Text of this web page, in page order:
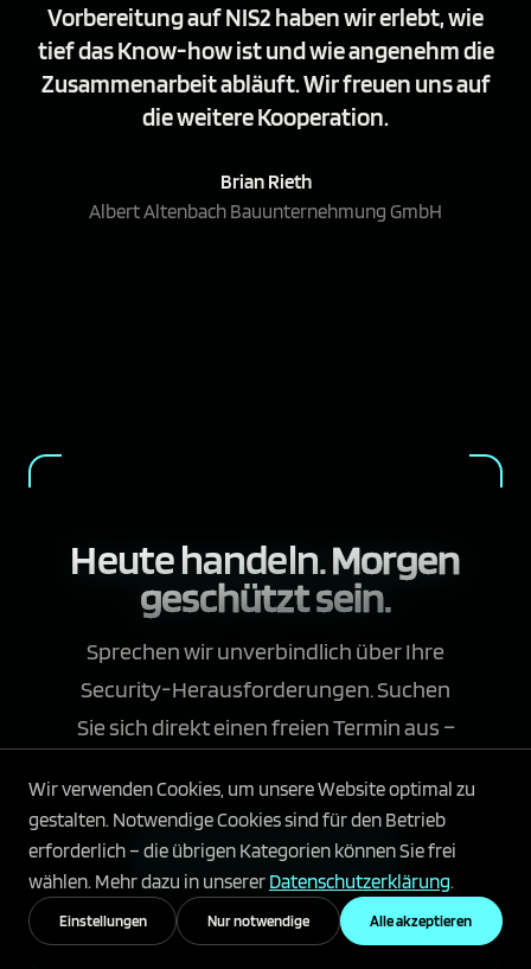
Vorbereitung auf NIS2 haben wir erlebt, wie
tief das Know-how ist und wie angenehm die
Zusammenarbeit abläuft. Wir freuen uns auf
die weitere Kooperation.
Brian Rieth
Albert Altenbach Bauunternehmung GmbH
Heute handeln.Morgen
geschützt sein.
Sprechen wir unverbindlich über Ihre
Security-Herausforderungen. Suchen
Sie sich direkt einen freien Termin aus –
Jetzt Erstberatung sichern
Wir verwenden Cookies, um unsere Website optimal zu
gestalten. Notwendige Cookies sind für den Betrieb
erforderlich – die übrigen Kategorien können Sie frei
wählen. Mehr dazu in unserer Datenschutzerklärung.
Einstellungen Nur notwendige Alle akzeptieren